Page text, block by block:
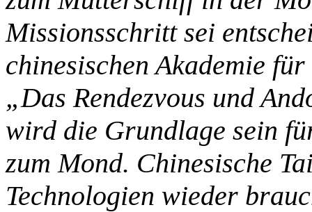
Missionsschritt sei
chinesischen Akademie
„Das Rendezvous und
wird die Grundlage sein
zum Mond. Chinesische
Technologien wieder